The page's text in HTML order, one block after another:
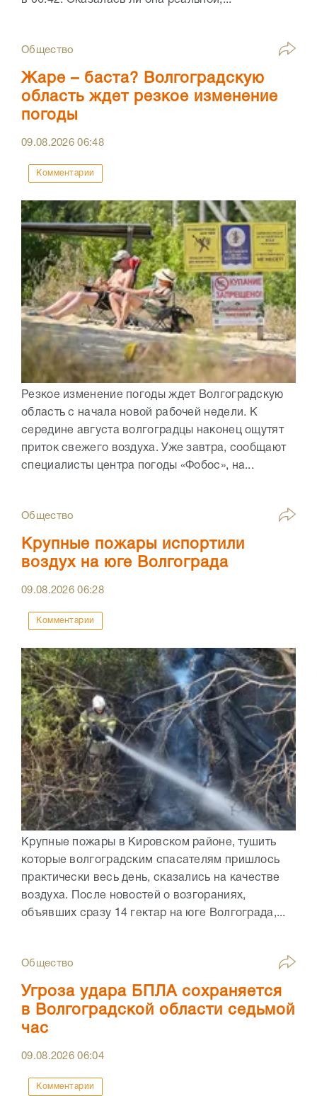
Общество
Жаре – баста? Волгоградскую
область ждет резкое изменение
погоды
09.08.202606:48
Комментарии
Резкое изменение погоды ждет Волгоградскую
область с начала новой рабочей недели. К
середине августа волгоградцы наконец ощутят
приток свежего воздуха. Уже завтра, сообщают
специалисты центра погоды «Фобос», на...
Общество
Крупные пожары испортили
воздух на юге Волгограда
09.08.202606:28
Комментарии
Крупные пожары в Кировском районе, тушить
которые волгоградским спасателям пришлось
практически весь день, сказались на качестве
воздуха. После новостей о возгораниях,
объявших сразу 14 гектар на юге Волгограда,...
Общество
Угроза удара БПЛА сохраняется
в Волгоградской области седьмой
час
09.08.202606:04
Комментарии